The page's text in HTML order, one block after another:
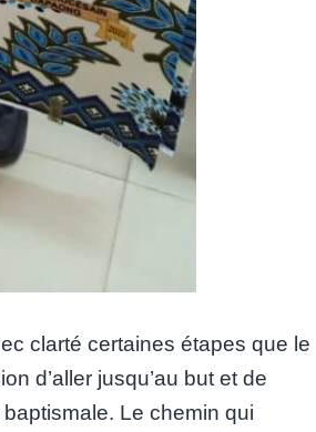
clarté certaines étapes que le
d’aller jusqu’au but et de
Le chemin qui